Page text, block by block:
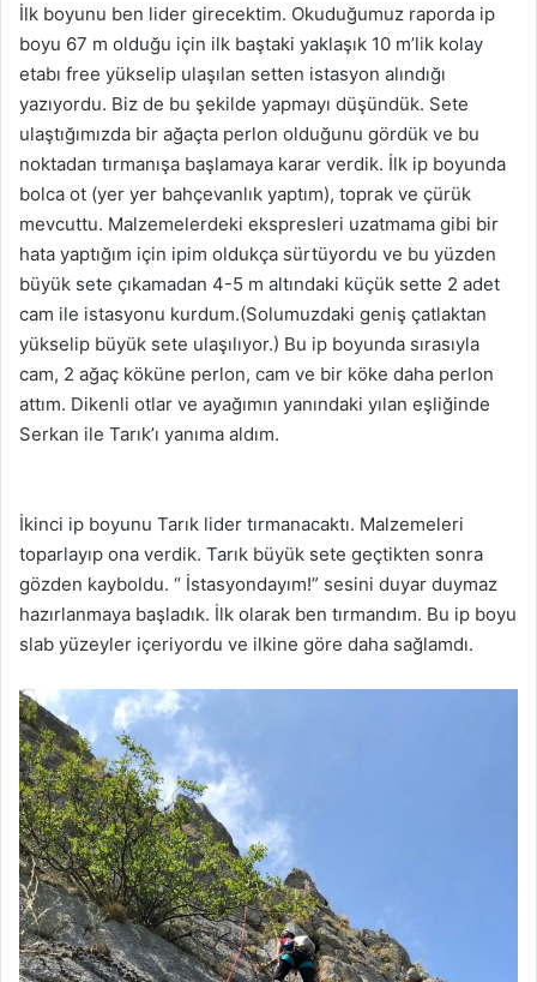
İlk boyunu ben lider girecektim. Okuduğumuz raporda ip
boyu 67 m olduğu için ilk baştaki yaklaşık 10 m’lik kolay
etabı free yükselip ulaşılan setten istasyon alındığı
yazıyordu. Biz de bu şekilde yapmayı düşündük. Sete
ulaştığımızda bir ağaçta perlon olduğunu gördük ve bu
noktadan tırmanışa başlamaya karar verdik. İlk ip boyunda
bolca ot (yer yer bahçevanlık yaptım), toprak ve çürük
mevcuttu. Malzemelerdeki ekspresleri uzatmama gibi bir
hata yaptığım için ipim oldukça sürtüyordu ve bu yüzden
büyük sete çıkamadan 4-5 m altındaki küçük sette 2 adet
cam ile istasyonu kurdum.(Solumuzdaki geniş çatlaktan
yükselip büyük sete ulaşılıyor.) Bu ip boyunda sırasıyla
cam, 2 ağaç köküne perlon, cam ve bir köke daha perlon
attım. Dikenli otlar ve ayağımın yanındaki yılan eşliğinde
Serkan ile Tarık’ı yanıma aldım.
İkinci ip boyunu Tarık lider tırmanacaktı. Malzemeleri
toparlayıp ona verdik. Tarık büyük sete geçtikten sonra
gözden kayboldu. “ İstasyondayım!” sesini duyar duymaz
hazırlanmaya başladık. İlk olarak ben tırmandım. Bu ip boyu
slab yüzeyler içeriyordu ve ilkine göre daha sağlamdı.